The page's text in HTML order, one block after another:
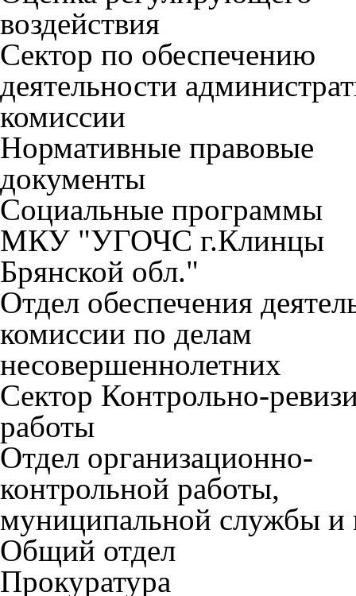
воздействия
Сектор по обеспечению
деятельности
комиссии
Нормативные правовые
документы
Социальные программы
МКУ "УГОЧС г.Клинцы
Брянской обл."
Отдел обеспечения
комиссии по делам
несовершеннолетних
Сектор Контрольно-
работы
Отдел организационно-
контрольной работы,
муниципальной службы и
Общий отдел
Прокуратура